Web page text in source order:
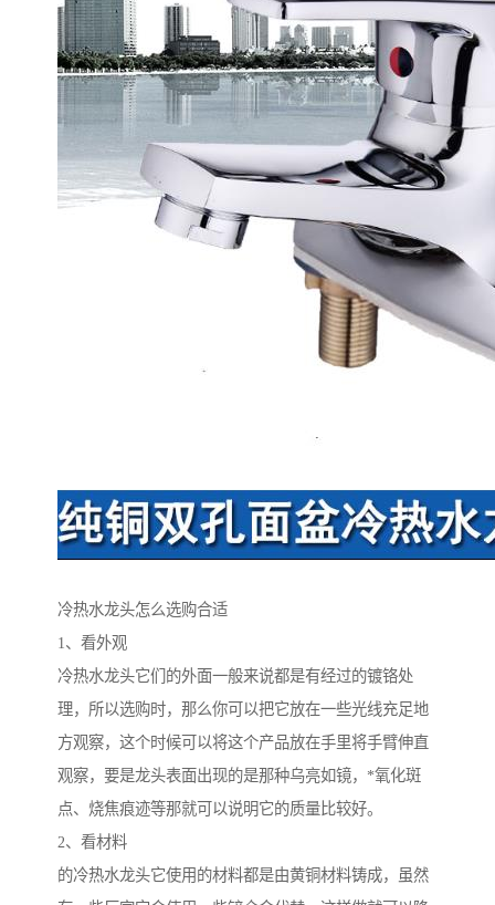
冷热水龙头怎么选购合适
1、看外观
冷热水龙头它们的外面一般来说都是有经过的镀铬处
理，所以选购时，那么你可以把它放在一些光线充足地
方观察，这个时候可以将这个产品放在手里将手臂伸直
观察，要是龙头表面出现的是那种乌亮如镜，*氧化斑
点、烧焦痕迹等那就可以说明它的质量比较好。
2、看材料
的冷热水龙头它使用的材料都是由黄铜材料铸成，虽然